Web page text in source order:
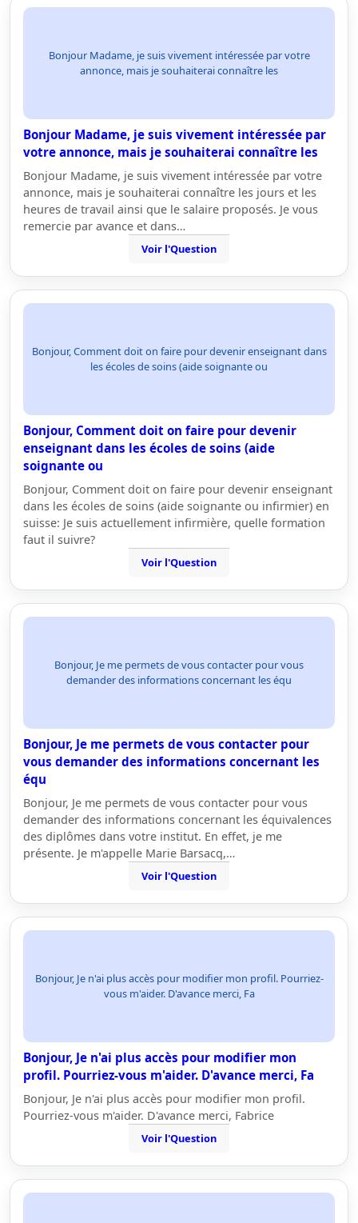
Bonjour Madame, je suis vivement intéressée par votre
annonce, mais je souhaiterai connaître les
Bonjour Madame, je suis vivement intéressée par
votre annonce, mais je souhaiterai connaître les
Bonjour Madame, je suis vivement intéressée par votre
annonce, mais je souhaiterai connaître les jours et les
heures de travail ainsi que le salaire proposés. Je vous
remercie par avance et dans…
Voir l'Question
Bonjour, Comment doit on faire pour devenir enseignant dans
les écoles de soins (aide soignante ou
Bonjour, Comment doit on faire pour devenir
enseignant dans les écoles de soins (aide
soignante ou
Bonjour, Comment doit on faire pour devenir enseignant
dans les écoles de soins (aide soignante ou infirmier) en
suisse: Je suis actuellement infirmière, quelle formation
faut il suivre?
Voir l'Question
Bonjour, Je me permets de vous contacter pour vous
demander des informations concernant les équ
Bonjour, Je me permets de vous contacter pour
vous demander des informations concernant les
équ
Bonjour, Je me permets de vous contacter pour vous
demander des informations concernant les équivalences
des diplômes dans votre institut. En effet, je me
présente. Je m'appelle Marie Barsacq,…
Voir l'Question
Bonjour, Je n'ai plus accès pour modifier mon profil. Pourriez-
vous m'aider. D'avance merci, Fa
Bonjour, Je n'ai plus accès pour modifier mon
profil. Pourriez-vous m'aider. D'avance merci, Fa
Bonjour, Je n'ai plus accès pour modifier mon profil.
Pourriez-vous m'aider. D'avance merci, Fabrice
Voir l'Question